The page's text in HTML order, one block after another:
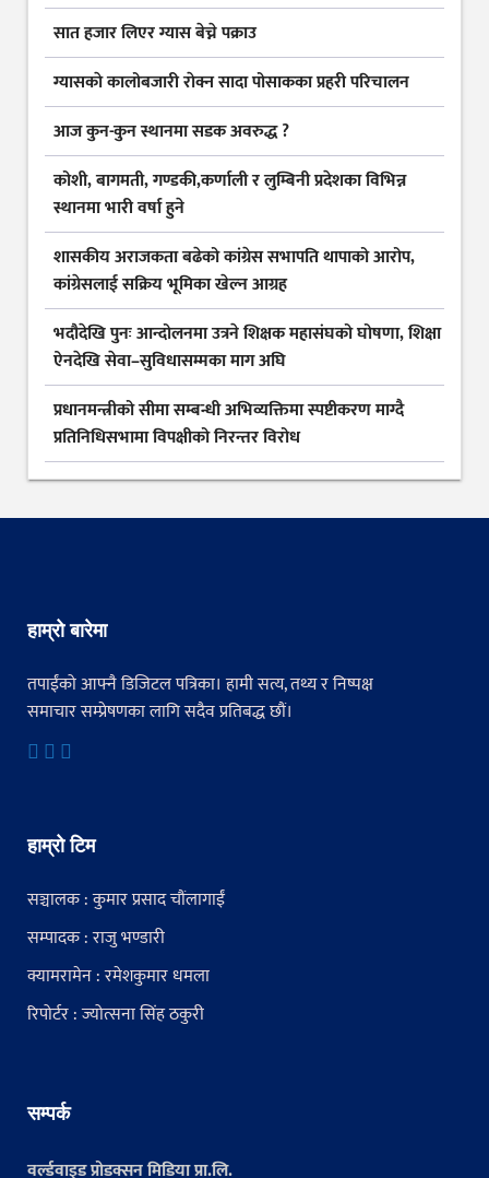
सात हजार लिएर ग्यास बेच्ने पक्राउ
ग्यासकाे कालोबजारी राेक्न सादा पोसाकका प्रहरी परिचालन
आज कुन-कुन स्थानमा सडक अवरुद्ध ?
कोशी, बागमती, गण्डकी,कर्णाली र लुम्बिनी प्रदेशका विभिन्न
स्थानमा भारी वर्षा हुने
शासकीय अराजकता बढेको कांग्रेस सभापति थापाको आरोप,
कांग्रेसलाई सक्रिय भूमिका खेल्न आग्रह
भदौदेखि पुनः आन्दोलनमा उत्रने शिक्षक महासंघको घोषणा, शिक्षा
ऐनदेखि सेवा–सुविधासम्मका माग अघि
प्रधानमन्त्रीको सीमा सम्बन्धी अभिव्यक्तिमा स्पष्टीकरण माग्दै
प्रतिनिधिसभामा विपक्षीको निरन्तर विरोध
हाम्रो बारेमा
तपाईंको आफ्नै डिजिटल पत्रिका। हामी सत्य, तथ्य र निष्पक्ष
समाचार सम्प्रेषणका लागि सदैव प्रतिबद्ध छौं।
हाम्रो टिम
सञ्चालक : कुमार प्रसाद चौंलागाईं
सम्पादक : राजु भण्डारी
क्यामरामेन : रमेशकुमार धमला
रिपोर्टर : ज्योत्सना सिंह ठकुरी
सम्पर्क
वर्ल्डवाइड प्रोडक्सन मिडिया प्रा.लि.